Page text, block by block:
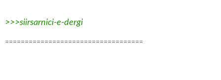
>>>siirsarnici-e-dergi
===================================